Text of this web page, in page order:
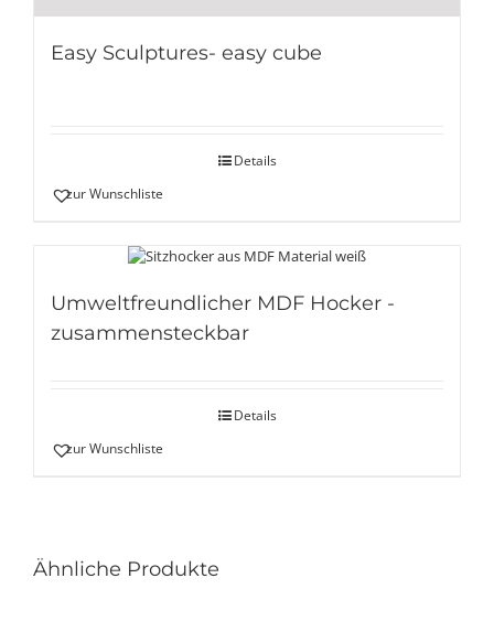
Easy Sculptures- easy cube
Details
zur Wunschliste
Umweltfreundlicher MDF Hocker -
zusammensteckbar
Details
zur Wunschliste
Ähnliche Produkte